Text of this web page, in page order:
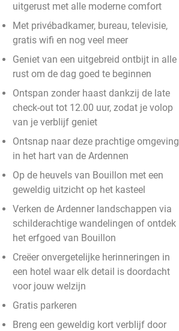
uitgerust met alle moderne comfort
Met privébadkamer, bureau, televisie,
gratis wifi en nog veel meer
Geniet van een uitgebreid ontbijt in alle
rust om de dag goed te beginnen
Ontspan zonder haast dankzij de late
check-out tot 12.00 uur, zodat je volop
van je verblijf geniet
Ontsnap naar deze prachtige omgeving
in het hart van de Ardennen
Op de heuvels van Bouillon met een
geweldig uitzicht op het kasteel
Verken de Ardenner landschappen via
schilderachtige wandelingen of ontdek
het erfgoed van Bouillon
Creëer onvergetelijke herinneringen in
een hotel waar elk detail is doordacht
voor jouw welzijn
Gratis parkeren
Breng een geweldig kort verblijf door